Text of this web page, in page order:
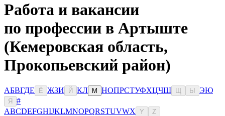
Работа и вакансии
по профессии в Артыште
(Кемеровская область,
Прокопьевский район)
АБВГДЕ Ё ЖЗИ Й КЛ М НОПРСТУФХЦЧШ Ы ЭЮ
Я
#
ABCDEFGHIJKLMNOPQRSTUVWX Y Z